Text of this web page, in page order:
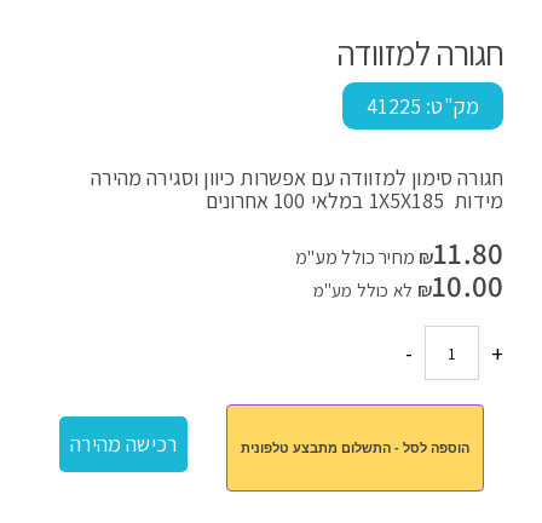
חגורה למזוודה
מק"ט: 41225
חגורה סימון למזוודה עם אפשרות כיוון וסגירה מהירה
מידות 1X5X185 במלאי 100 אחרונים
₪11.80
מחיר כולל מע"מ
₪10.00 לא כולל מע"מ
+כמות
למזוודה
-
הוספה לסל - התשלום מתבצע טלפונית רכישה מהירה